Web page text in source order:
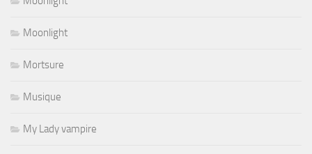
Moonlight
Mortsure
Musique
My Lady vampire